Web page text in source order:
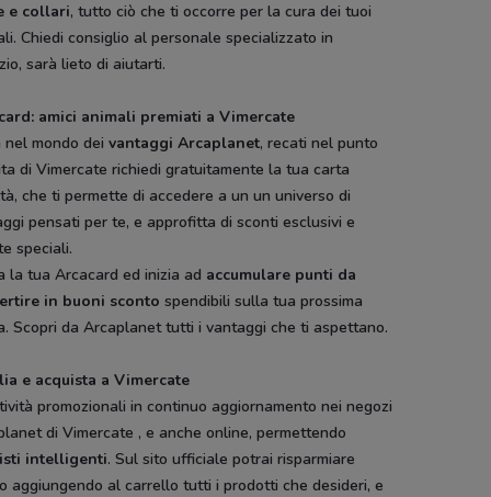
e collari, tutto ciò che ti occorre per la cura dei tuoi
Chiedi consiglio al personale specializzato in
sarà lieto di aiutarti.
amici animali premiati a Vimercate
nel mondo deivantaggi Arcaplanet, recati nel punto
di Vimercate richiedi gratuitamente la tua carta
che ti permette di accedere a un un universo di
pensati per te, e approfitta di sconti esclusivi e
speciali.
la tua Arcacard ed inizia ad accumulare punti da
in buoni sconto spendibili sulla tua prossima
Scopri da Arcaplanet tutti i vantaggi che ti aspettano.
e acquista a Vimercate
promozionali in continuo aggiornamento nei negozi
di Vimercate , e anche online, permettendo
intelligenti. Sul sito ufficiale potrai risparmiare
aggiungendo al carrello tutti i prodotti che desideri, e